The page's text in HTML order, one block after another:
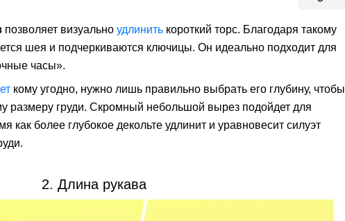
позволяет визуально удлинить короткий торс. Благодаря такому
шея и подчеркиваются ключицы. Он идеально подходит для
часы».
кому угодно, нужно лишь правильно выбрать его глубину, чтобы
размеру груди. Скромный небольшой вырез подойдет для
как более глубокое декольте удлинит и уравновесит силуэт
2. Длина рукава